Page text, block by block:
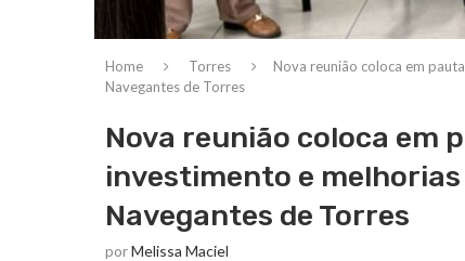
Home Torres
Nova reunião coloca em
Navegantes de Torres
Nova reunião coloca em
investimento e
Navegantes de Torres
porMelissa Maciel